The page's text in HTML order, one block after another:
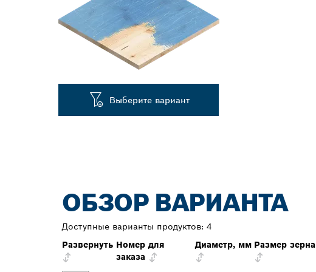
Выберите вариант
ОБЗОР ВАРИАНТА
Доступные варианты продуктов: 4
Развернуть Номер для
заказа
Диаметр, мм Размер зерна